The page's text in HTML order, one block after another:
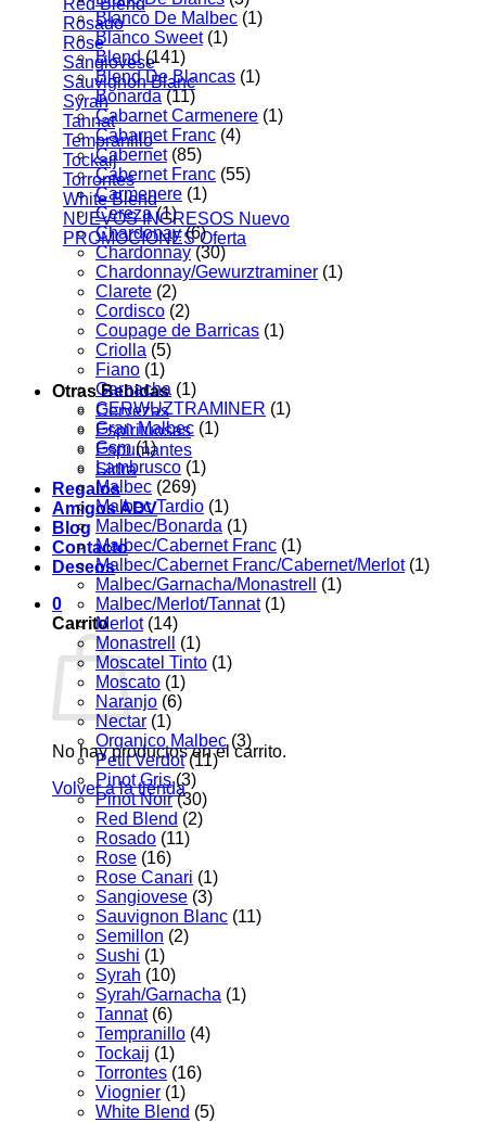
Red Blend
Rosado
Rose
Sangiovese
Sauvignon Blanc
Syrah
Tannat
Tempranillo
Tockaij
Torrontes
White Blend
NUEVOS INGRESOS
PROMOCIONES
Otras Bebidas
Cervezas
Espirituosas
Espumantes
Sidra
Regalos
Amigos ADV
Blog
Contacto
Deseos
0
Carrito
No hay productos en el carrito.
Volver a la tienda
Blanco De Malbec (1)
Blanco Sweet (1)
Blend (141)
Blend De Blancas (1)
Bonarda (11)
Cabarnet Carmenere (1)
Cabarnet Franc (4)
Cabernet (85)
Cabernet Franc (55)
Carmenere (1)
Cereza (1)
Chardonay (6)
Chardonnay (30)
Chardonnay/Gewurztraminer (1)
Clarete (2)
Cordisco (2)
Coupage de Barricas (1)
Criolla (5)
Fiano (1)
Garnacha (1)
GERWUZTRAMINER (1)
Gran Malbec (1)
Gsm (1)
Lambrusco (1)
Malbec (269)
Malbec Tardio (1)
Malbec/Bonarda (1)
Malbec/Cabernet Franc (1)
Malbec/Cabernet Franc/Cabernet/Merlot (1)
Malbec/Garnacha/Monastrell
(1)
Malbec/Merlot/Tannat (1)
Merlot (14)
Monastrell
(1)
Moscatel Tinto (1)
Moscato (1)
Naranjo (6)
Nectar (1)
Organico Malbec (3)
Petit Verdot (11)
Pinot Gris (3)
Pinot Noir (30)
Red Blend (2)
Rosado (11)
Rose (16)
Rose Canari (1)
Sangiovese (3)
Sauvignon Blanc (11)
Semillon (2)
Sushi (1)
Syrah (10)
Syrah/Garnacha (1)
Tannat (6)
Tempranillo (4)
Tockaij (1)
Torrontes (16)
Viognier (1)
White Blend (5)